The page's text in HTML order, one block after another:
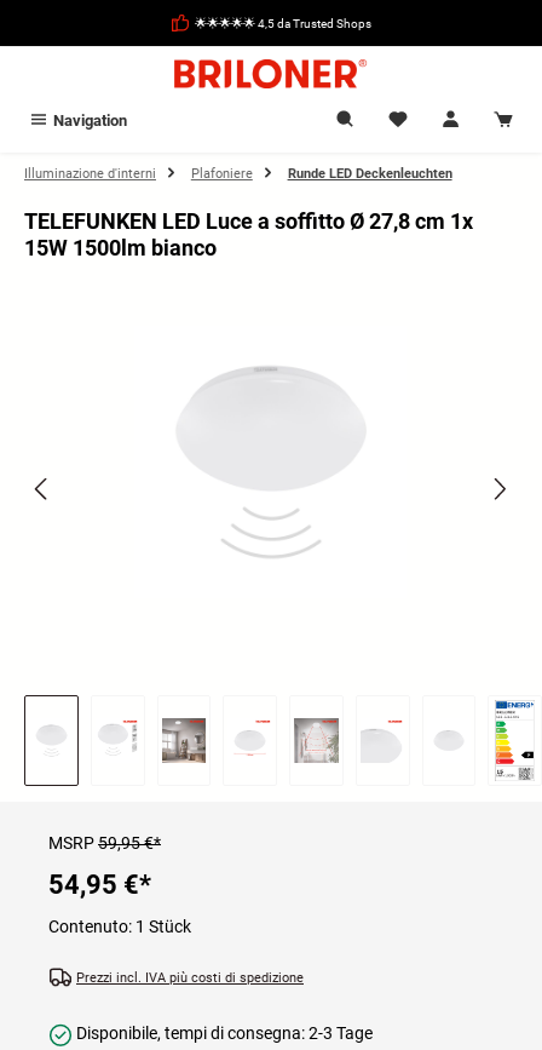
🌟🌟🌟🌟🌟 4,5 da Trusted Shops
Navigation
Illuminazione d'interni Plafoniere Runde LED Deckenleuchten
TELEFUNKEN LED Luce a soffitto Ø 27,8 cm 1x
15W 1500lm bianco
MSRP59,95 €*
54,95 €*
Contenuto: 1 Stück
Prezzi incl. IVA più costi di spedizione
Disponibile, tempi di consegna: 2-3 Tage